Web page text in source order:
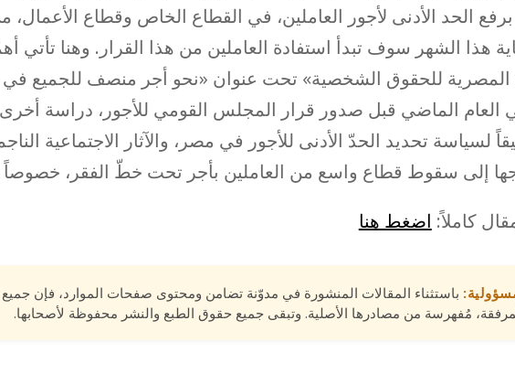
هذا الشهر سوف تبدأ استفادة العاملين من هذا القرار. وهنا تأتي
المصرية للحقوق الشخصية» تحت عنوان «نحو أجر منصف للجميع
العام الماضي قبل صدور قرار المجلس القومي للأجور، دراسة
لسياسة تحديد الحدّ الأدنى للأجور في مصر، والآثار الاجتماعية
إلى سقوط قطاع واسع من العاملين بأجر تحت خطّ الفقر،
كاملاً: اضغط هنا
باستثناء المقالات المنشورة في مدوّنة تضامن ومحتوى صفحات الموارد، فإن
مُفهرسة من مصادرها الأصلية. وتبقى جميع حقوق الطبع والنشر محفوظة لأصحابها.